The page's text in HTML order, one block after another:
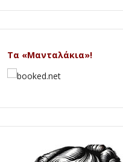
Τα «Μανταλάκια»!